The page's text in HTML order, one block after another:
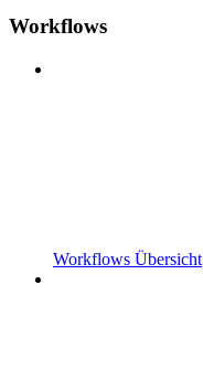
Workflows
Workflows Übersicht